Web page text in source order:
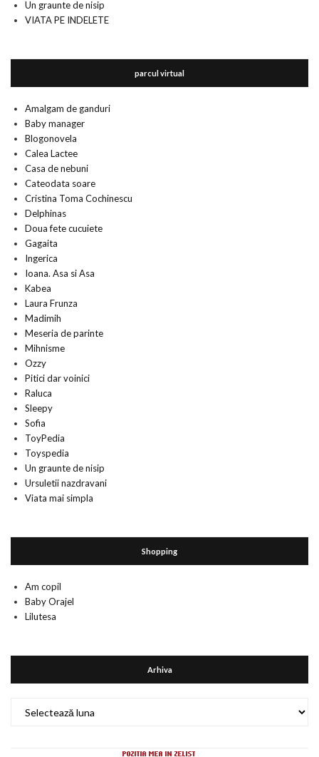
Un graunte de nisip
VIATA PE INDELETE
parcul virtual
Amalgam de ganduri
Baby manager
Blogonovela
Calea Lactee
Casa de nebuni
Cateodata soare
Cristina Toma Cochinescu
Delphinas
Doua fete cucuiete
Gagaita
Ingerica
Ioana. Asa si Asa
Kabea
Laura Frunza
Madimih
Meseria de parinte
Mihnisme
Ozzy
Pitici dar voinici
Raluca
Sleepy
Sofia
ToyPedia
Toyspedia
Un graunte de nisip
Ursuletii nazdravani
Viata mai simpla
Shopping
Am copil
Baby Orajel
Lilutesa
Arhiva